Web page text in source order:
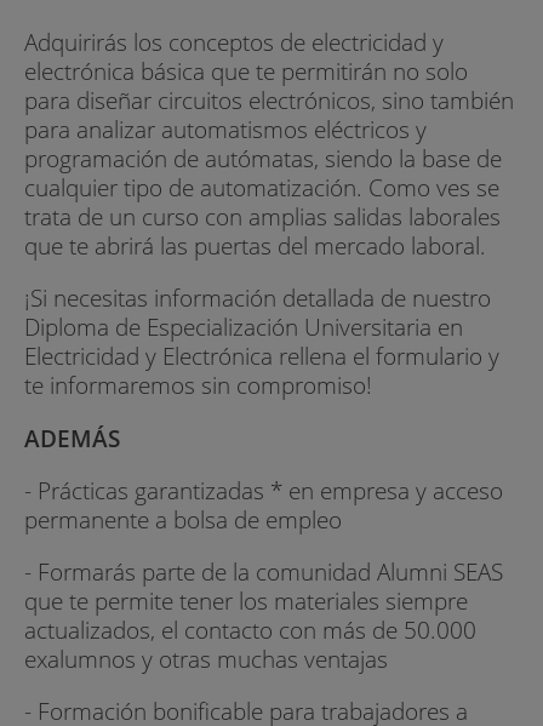
Adquirirás los conceptos de electricidad y
electrónica básica que te permitirán no solo
para diseñar circuitos electrónicos, sino también
para analizar automatismos eléctricos y
programación de autómatas, siendo la base de
cualquier tipo de automatización. Como ves se
trata de un curso con amplias salidas laborales
que te abrirá las puertas del mercado laboral.
¡Si necesitas información detallada de nuestro
Diploma de Especialización Universitaria en
Electricidad y Electrónica rellena el formulario y
te informaremos sin compromiso!
ADEMÁS
- Prácticas garantizadas * en empresa y acceso
permanente a bolsa de empleo
- Formarás parte de la comunidad Alumni SEAS
que te permite tener los materiales siempre
actualizados, el contacto con más de 50.000
exalumnos y otras muchas ventajas
- Formación bonificable para trabajadores a